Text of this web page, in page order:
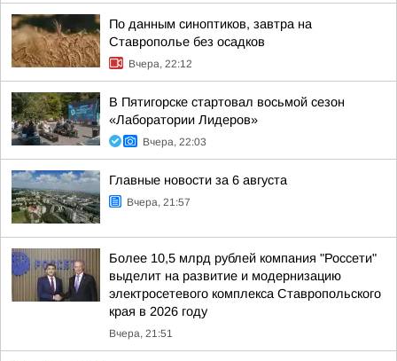
По данным синоптиков, завтра на
Ставрополье без осадков
Вчера, 22:12
В Пятигорске стартовал восьмой сезон
«Лаборатории Лидеров»
Вчера, 22:03
Главные новости за 6 августа
Вчера, 21:57
Более 10,5 млрд рублей компания "Россети"
выделит на развитие и модернизацию
электросетевого комплекса Ставропольского
края в 2026 году
Вчера, 21:51